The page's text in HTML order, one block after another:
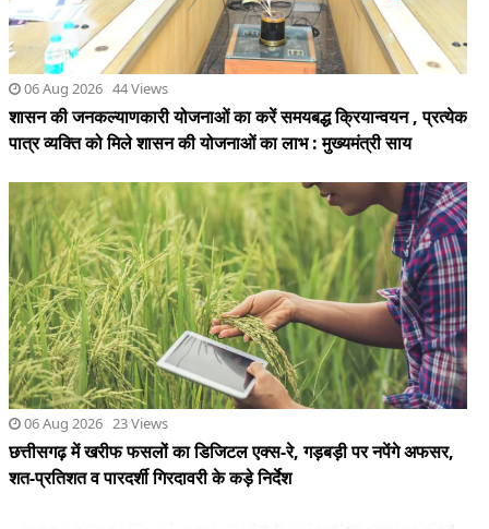
06 Aug 2026 23 Views
छत्तीसगढ़ में खरीफ फसलों का डिजिटल एक्स-रे, गड़बड़ी पर नपेंगे अफसर,
शत-प्रतिशत व पारदर्शी गिरदावरी के कड़े निर्देश